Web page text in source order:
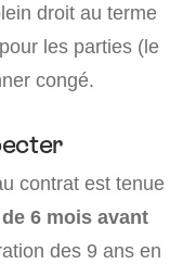
droit au terme
les parties (le
congé.
contrat est tenue
6 mois avant
des 9 ans en